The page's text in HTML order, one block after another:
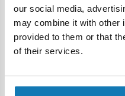
our social media,
may combine it with other
provided to them or that
of their services.